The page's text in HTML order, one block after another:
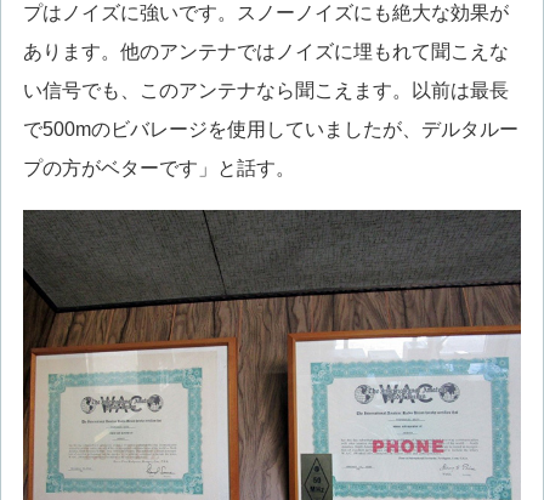
プはノイズに強いです。スノーノイズにも絶大な効果が
あります。他のアンテナではノイズに埋もれて聞こえな
い信号でも、このアンテナなら聞こえます。以前は最長
で500mのビバレージを使用していましたが、デルタルー
プの方がベターです」と話す。